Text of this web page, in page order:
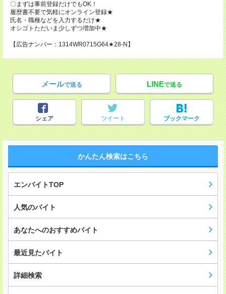
〇まずは事前登録だけでもOK！
履歴書不要で気軽にオンライン登録★
氏名・職種などを入力するだけ★
オシゴトただいま少しずつ増加中★
【広告ナンバー：1314WR0715G64★28-N】
メールで送る LINEで送る
シェア ツイート ブックマーク
かんたん検索はこちら
エンバイトTOP
人気のバイト
あなたへのおすすめバイト
最近見たバイト
詳細検索